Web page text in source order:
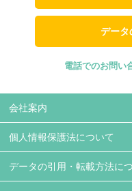
データ
電話でのお問い
会社案内
個人情報保護法について
データの引用・転載方法に